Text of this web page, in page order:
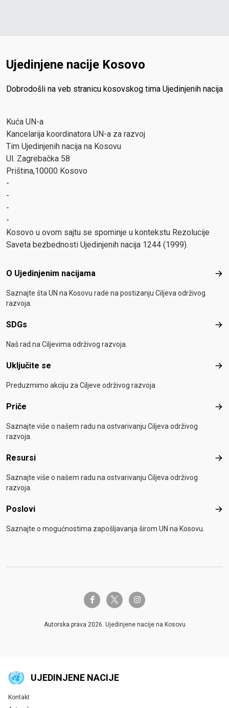
Ujedinjene nacije Kosovo
Dobrodošli na veb stranicu kosovskog tima Ujedinjenih nacija
Kuća UN-a
Kancelarija koordinatora UN-a za razvoj
Tim Ujedinjenih nacija na Kosovu
Ul. Zagrebačka 58
Priština,10000 Kosovo
-
-
-
-
Kosovo u ovom sajtu se spominje u kontekstu Rezolucije
Saveta bezbednosti Ujedinjenih nacija 1244 (1999).
Footer menu
O Ujedinjenim nacijama O
Saznajte šta UN na Kosovu rade na postizanju Ciljeva održivog
razvoja.
SDGs
Naš rad na Ciljevima održivog razvoja.
Uključite se
Preduzmimo akciju za Ciljeve održivog razvoja
Priče
Saznajte više o našem radu na ostvarivanju Ciljeva održivog
razvoja.
Resursi
Saznajte više o našem radu na ostvarivanju Ciljeva održivog
razvoja.
Poslovi
Saznajte o mogućnostima zapošljavanja širom UN na Kosovu.
facebook-ftwitter-x instagram
Autorska prava 2026. Ujedinjene nacije na Kosovu
UJEDINJENE NACIJE
Global U.N. menu
Kontakt